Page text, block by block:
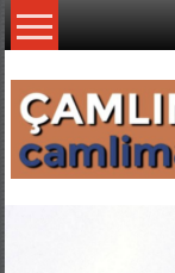
İçeriğe
geç